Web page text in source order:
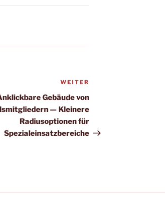
Beitrag
WEITER
Gebäude von
— Kleinere
Radiusoptionen für
Spezialeinsatzbereiche